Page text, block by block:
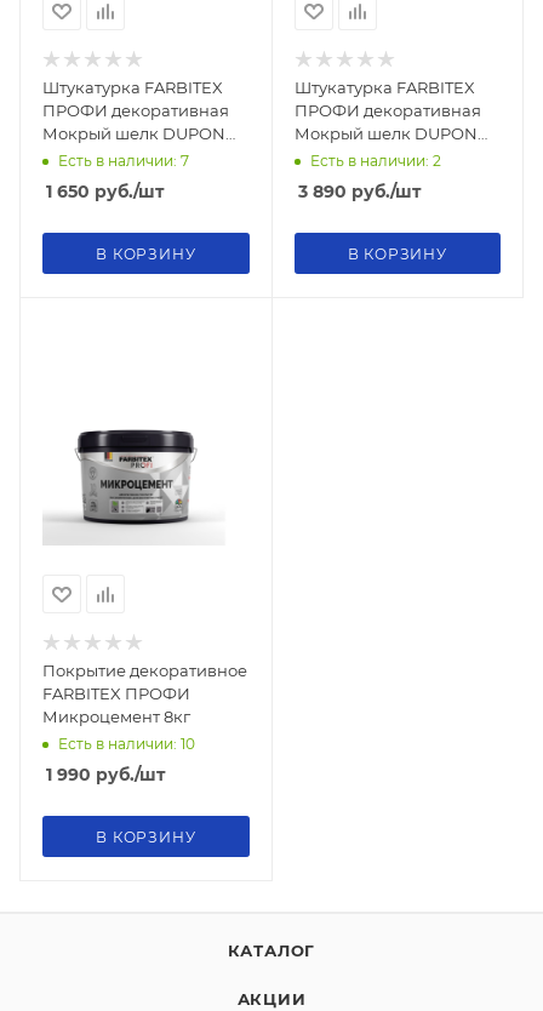
Штукатурка FARBITEX
ПРОФИ декоративная
Мокрый шелк DUPON
0,9лЕсть в наличии: 7
1 650 руб./шт
В КОРЗИНУ
Штукатурка FARBITEX
ПРОФИ декоративная
Мокрый шелк DUPON
2,5лЕсть в наличии: 2
3 890 руб./шт
В КОРЗИНУ
Покрытие декоративное
FARBITEX ПРОФИ
Микроцемент 8кг
Есть в наличии: 10
1 990 руб./шт
В КОРЗИНУ
КАТАЛОГ
АКЦИИ